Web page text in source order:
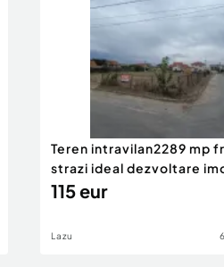
Teren intravilan2289 mp
strazi ideal dezvoltare
115 eur
Lazu